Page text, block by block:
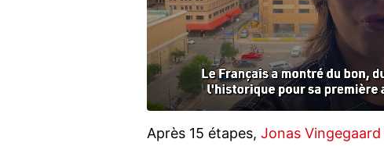
Après 15 étapes, Jonas Vingegaard